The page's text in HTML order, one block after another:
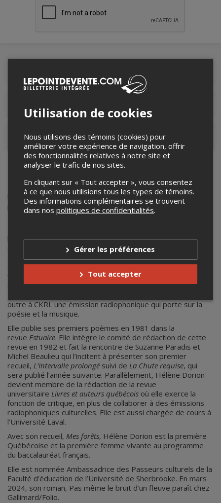
Contacter l'organisateur
Hélène Dorion
Hélène Dorion naît dans la ville de Québec en 1958 où elle
habitera jusqu’à l’âge de 22 ans. Par la suite elle vivra durant
plus de vingt ans dans les Laurentides, puis à Montréal et en
Estrie.
baccalauréat en philosophie. Puis elle mène ensuite des
études de lettres et obtient un certificat en littérature
québécoise et une maîtrise de lettres. Durant cette période,
elle devient membre de la revue philosophique de la
faculté,
Considérations, et elle y publie ses premiers textes
concernant entre autres les philosophes présocratiques,
outre à CKRL une émission radiophonique qui porte sur la
poésie et la musique.
Elle publie ses premiers poèmes en 1981 dans la
revue Estuaire. Elle intègre le comité de rédaction de cette
revue en 1982 et fait la rencontre de Suzanne Paradis et
Michel Beaulieu qui l’incitent à présenter son premier
recueil, L’Intervalle prolongé suivi de La Chute requise, qui
sera publié l’année suivante. Parallèlement, Hélène Dorion
devient membre de la rédaction de la revue
universitaire Livres et auteurs québécois où elle exerce la
fonction de critique, en plus de collaborer à des émissions
radiophoniques culturelles. Elle est aussi chargée de cours à
l’Université Laval.
Avec son recueil, Mes forêts, Hélène Dorion est la première
Québécoise et la première femme vivante au programme
du baccalauréat français.
Elle est nommée Ambassadrice des Passeurs culturels de la
Faculté d’éducation de l’Université de Sherbrooke. En mars
2024, son roman, Pas même le bruit d’un fleuve paraît chez
Gallimard/Folio.
Utilisation de cookies
Nous utilisons des témoins (cookies) pour
améliorer votre expérience de navigation, offrir
des fonctionnalités relatives à notre site et
analyser le trafic de nos sites.
En cliquant sur « Tout accepter », vous consentez
à ce que nous utilisions tous les types de témoins.
Des informations complémentaires se trouvent
dans nos politiques de confidentialités.
Gérer les préférences
Tout accepter